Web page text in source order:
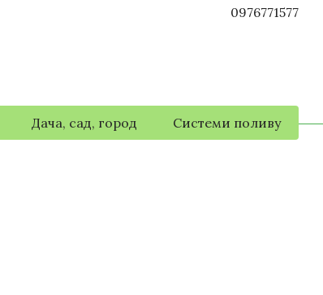
0976771577
Дача, сад, город Системи поливу